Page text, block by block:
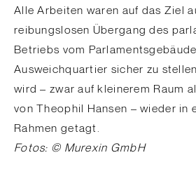
Alle Arbeiten waren auf das Ziel
reibungslosen Übergang des
Betriebs vom
Ausweichquartier sicher zu
wird – zwar auf kleinerem Raum
von Theophil Hansen – wieder in
Rahmen getagt.
Fotos: © Murexin GmbH